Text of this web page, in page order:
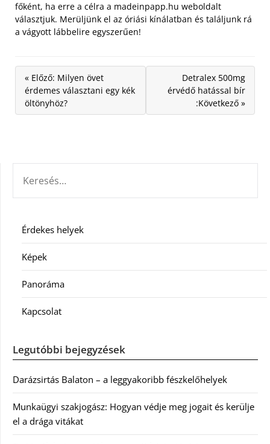
főként, ha erre a célra a madeinpapp.hu weboldalt
választjuk. Merüljünk el az óriási kínálatban és találjunk rá
a vágyott lábbelire egyszerűen!
« Előző: Milyen övet
érdemes választani egy kék
öltönyhöz?
Detralex 500mg
érvédő hatással bír
:Következő »
Érdekes helyek
Képek
Panoráma
Kapcsolat
Legutóbbi bejegyzések
Darázsirtás Balaton – a leggyakoribb fészkelőhelyek
Munkaügyi szakjogász: Hogyan védje meg jogait és kerülje
el a drága vitákat